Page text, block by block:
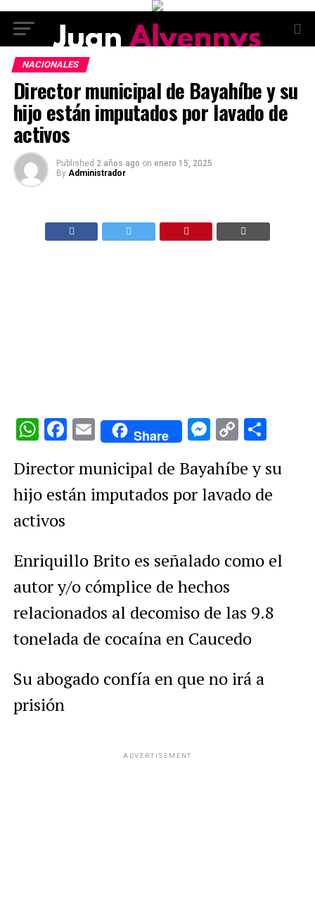
NACIONALES
Director municipal de Bayahíbe y su
hijo están imputados por lavado de
activos
Published 2 años ago on enero 15, 2025
By Administrador
WhatsApp
Facebook
EmailShare
Copy
Director municipal de Bayahíbe y su
hijo están imputados por lavado de
activos
Enriquillo Brito es señalado como el
autor y/o cómplice de hechos
relacionados al decomiso de las 9.8
tonelada de cocaína en Caucedo
Su abogado confía en que no irá a
prisión
ADVERTISEMENT